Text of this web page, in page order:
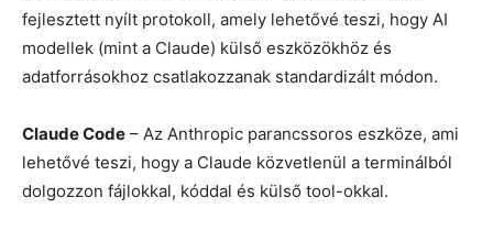
fejlesztett nyílt protokoll, amely lehetővé teszi, hogy AI
modellek (mint a Claude) külső eszközökhöz és
adatforrásokhoz csatlakozzanak standardizált módon.
Claude Code – Az Anthropic parancssoros eszköze, ami
lehetővé teszi, hogy a Claude közvetlenül a terminálból
dolgozzon fájlokkal, kóddal és külső tool-okkal.